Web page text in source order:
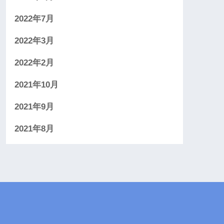
2022年7月
2022年3月
2022年2月
2021年10月
2021年9月
2021年8月